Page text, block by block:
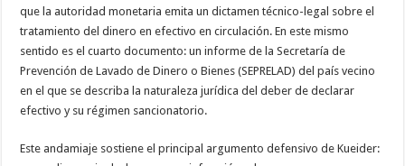
que la autoridad monetaria emita un dictamen técnico-legal sobre el
tratamiento del dinero en efectivo en circulación. En este mismo
sentido es el cuarto documento: un informe de la Secretaría de
Prevención de Lavado de Dinero o Bienes (SEPRELAD) del país vecino
en el que se describa la naturaleza jurídica del deber de declarar
efectivo y su régimen sancionatorio.
Este andamiaje sostiene el principal argumento defensivo de Kueider: